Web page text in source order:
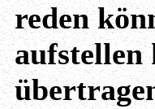
reden
aufstellen